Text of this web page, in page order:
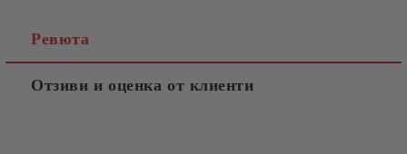
Ревюта
Отзиви и оценка от клиенти